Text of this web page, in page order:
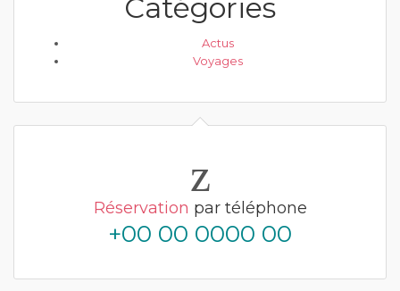
Catégories
Actus
Voyages
Réservation par téléphone
+00 00 0000 00